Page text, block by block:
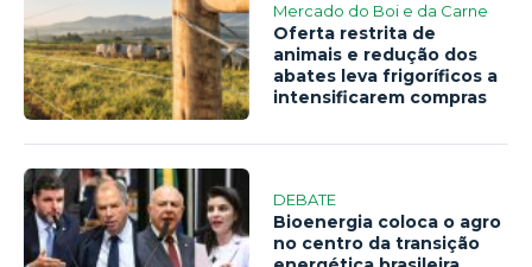
Mercado do Boi e da Carne
Oferta restrita de
animais e redução dos
abates leva frigoríficos a
intensificarem compras
DEBATE
Bioenergia coloca o agro
no centro da transição